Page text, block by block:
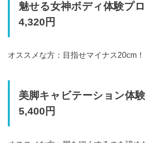
魅せる女神ボディ体験プ
4,320円
オススメな方：目指せマイナス20cm！
美脚キャビテーション体
5,400円